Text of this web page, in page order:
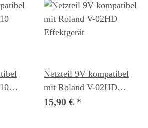
Netzteil 9V kompatibel
mit Roland V-02HD
Effektgerät
15,90 € *